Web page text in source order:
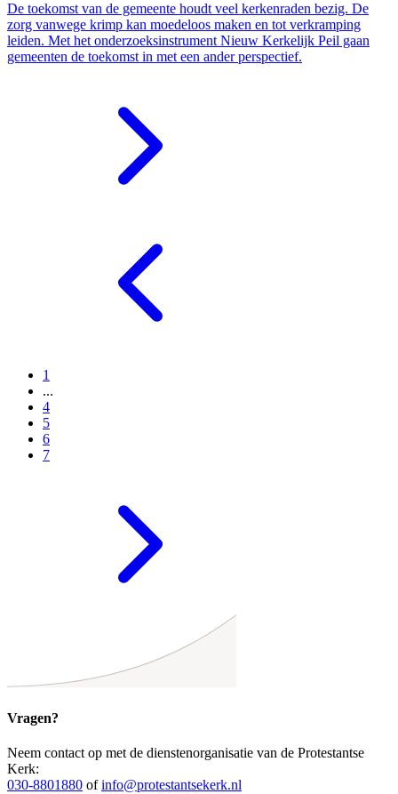
De toekomst van de gemeente houdt veel kerkenraden bezig. De
zorg vanwege krimp kan moedeloos maken en tot verkramping
leiden. Met het onderzoeksinstrument Nieuw Kerkelijk Peil gaan
gemeenten de toekomst in met een ander perspectief.
1
...
4
5
6
7
Vragen?
Neem contact op met de dienstenorganisatie van de Protestantse
Kerk:
030-8801880 ofinfo@protestantsekerk.nl